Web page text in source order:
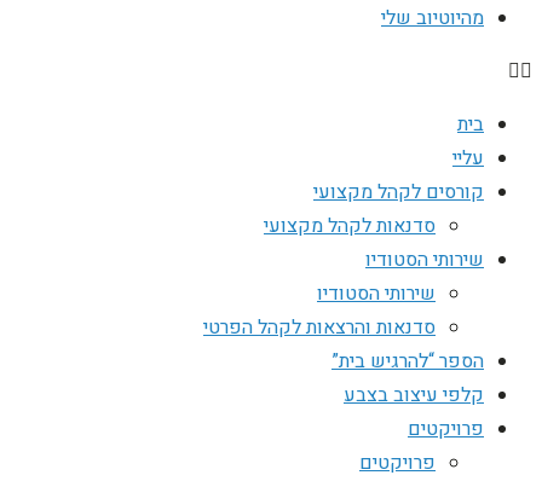
מהיוטיוב שלי
בית
עליי
קורסים לקהל מקצועי
סדנאות לקהל מקצועי
שירותי הסטודיו
שירותי הסטודיו
סדנאות והרצאות לקהל הפרטי
הספר “להרגיש בית”
קלפי עיצוב בצבע
פרויקטים
פרויקטים